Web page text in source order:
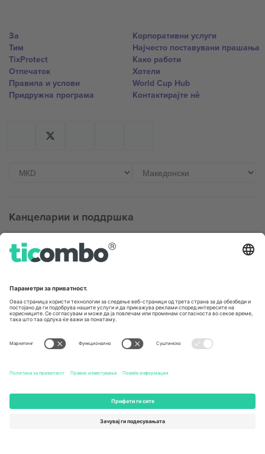
За
Тим
TixProtect
Отпечаток
Правила и услови
Придружна програма
Корпоративни услуги
Најчесто поставувани прашања
Како работи
Хотели
World Cup Hub
Контактирајте нѐ
Канцеларии и поддршка
Germany
Unter den Linden 24, 10117
167 City Road, London, Greater
United States
131 Continental Dr, Suite 305,
Newark, Delaware 19713, United
States
Switzerland
Engelberg, Switzerland
Bulgaria
Regus Sofia City West, bul
United Arab Emirates
UAE Dubai Silicon Oasis, DDP
Building A1, Office 302, Dubai,